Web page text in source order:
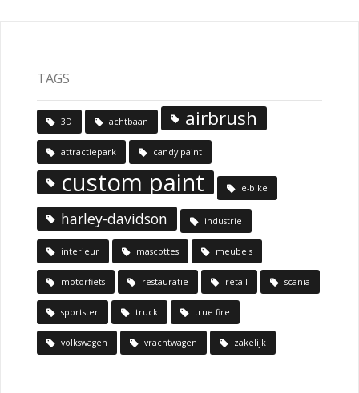
TAGS
3D achtbaan airbrush
attractiepark candy paint
custom paint e-bike
harley-davidson industrie
interieur mascottes meubels
motorfiets restauratie retail scania
sportster truck true fire
volkswagen vrachtwagen zakelijk